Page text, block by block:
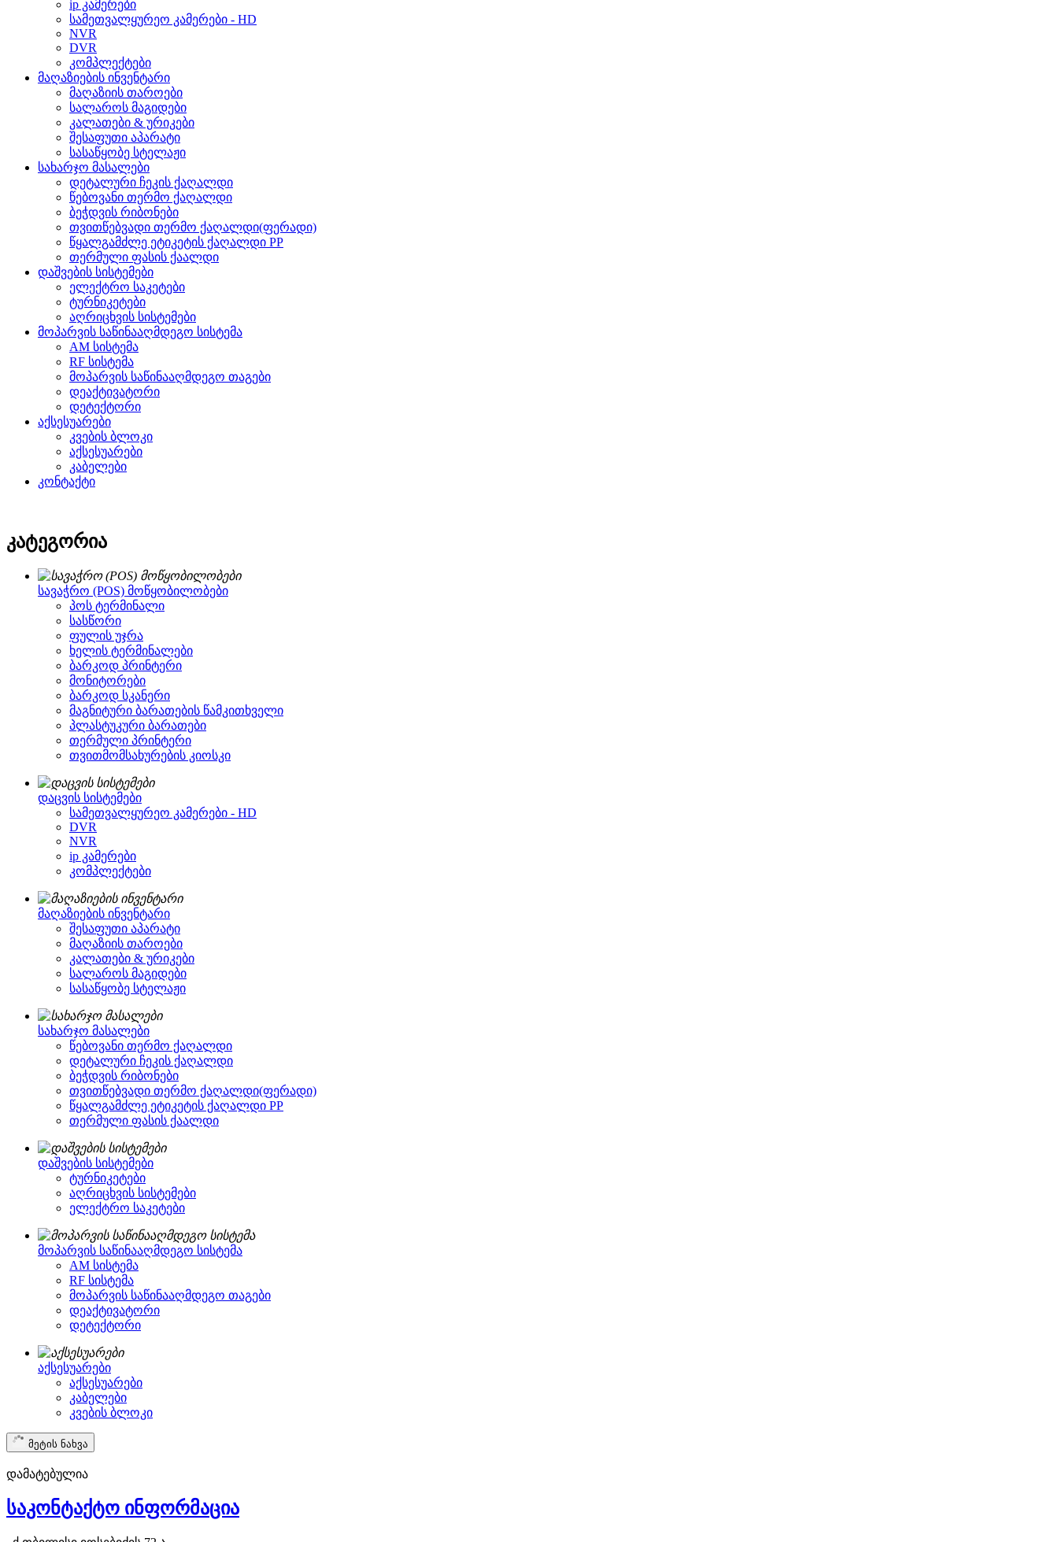
ip კამერები
სამეთვალყურეო კამერები - HD
NVR
DVR
კომპლექტები
მაღაზიების ინვენტარი
მაღაზიის თაროები
სალაროს მაგიდები
კალათები & ურიკები
შესაფუთი აპარატი
სასაწყობე სტელაჟი
სახარჯო მასალები
დეტალური ჩეკის ქაღალდი
წებოვანი თერმო ქაღალდი
ბეჭდვის რიბონები
თვითწებვადი თერმო ქაღალდი(ფერადი)
წყალგამძლე ეტიკეტის ქაღალდი PP
თერმული ფასის ქაალდი
დაშვების სისტემები
ელექტრო საკეტები
ტურნიკეტები
აღრიცხვის სისტემები
მოპარვის საწინააღმდეგო სისტემა
AM სისტემა
RF სისტემა
მოპარვის საწინააღმდეგო თაგები
დეაქტივატორი
დეტექტორი
აქსესუარები
კვების ბლოკი
აქსესუარები
კაბელები
კონტაქტი
კატეგორია
სავაჭრო (POS) მოწყობილობები
პოს ტერმინალი
სასწორი
ფულის უჯრა
ხელის ტერმინალები
ბარკოდ პრინტერი
მონიტორები
ბარკოდ სკანერი
მაგნიტური ბარათების წამკითხველი
პლასტუკური ბარათები
თერმული პრინტერი
თვითმომსახურების კიოსკი
დაცვის სისტემები
სამეთვალყურეო კამერები - HD
DVR
NVR
ip კამერები
კომპლექტები
მაღაზიების ინვენტარი
შესაფუთი აპარატი
მაღაზიის თაროები
კალათები & ურიკები
სალაროს მაგიდები
სასაწყობე სტელაჟი
სახარჯო მასალები
წებოვანი თერმო ქაღალდი
დეტალური ჩეკის ქაღალდი
ბეჭდვის რიბონები
თვითწებვადი თერმო ქაღალდი(ფერადი)
წყალგამძლე ეტიკეტის ქაღალდი PP
თერმული ფასის ქაალდი
დაშვების სისტემები
ტურნიკეტები
აღრიცხვის სისტემები
ელექტრო საკეტები
მოპარვის საწინააღმდეგო სისტემა
AM სისტემა
RF სისტემა
მოპარვის საწინააღმდეგო თაგები
დეაქტივატორი
დეტექტორი
აქსესუარები
აქსესუარები
კაბელები
კვების ბლოკი
მეტის ნახვა
დამატებულია
საკონტაქტო ინფორმაცია